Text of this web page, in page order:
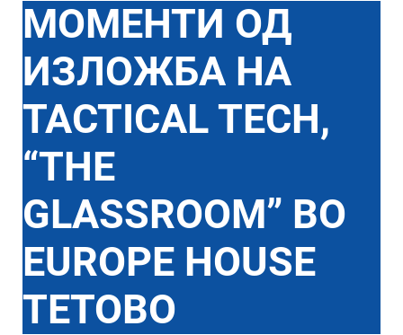
МОМЕНТИ ОД
ИЗЛОЖБА НА
TACTICAL TECH,
“THE
GLASSROOM” ВО
EUROPE HOUSE
ТЕТОВО